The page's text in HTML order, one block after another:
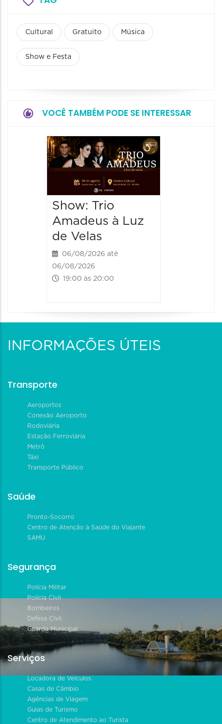
Cultural Gratuito Música
Show e Festa
VOCÊ TAMBÉM PODE SE INTERESSAR
Show: Trio
Amadeus à Luz
de Velas
06/08/2026 até
06/08/2026
19:00 às 20:00
INFORMAÇÕES ÚTEIS
Transporte
Aeroportos
Conexão Aeroporto
Rodoviária
Estação Ferroviária
Metrô
Táxi
Transporte Público
Saúde
Pronto-Socorro
Centro de Atenção à Saúde do Viajante
SAMU
Segurança
Polícia Militar
Polícia Civil
Bombeiros
Defesa Civil
Guarda Municipal
Serviços
Locadora de Veículos
Casas de Câmbio
Agências de Viagem
Guias de Turismo
Centro de Atendimento ao Turista